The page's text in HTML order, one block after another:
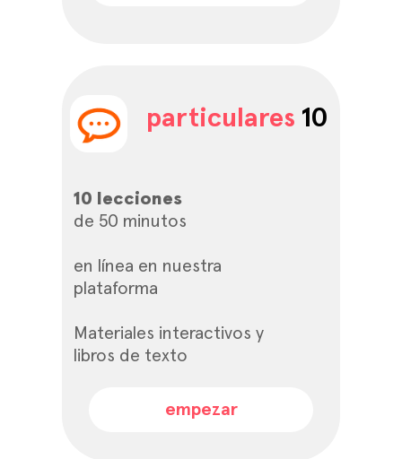
particulares 10
10 lecciones
de 50 minutos
en línea en nuestra
plataforma
Materiales interactivos y
libros de texto
empezar